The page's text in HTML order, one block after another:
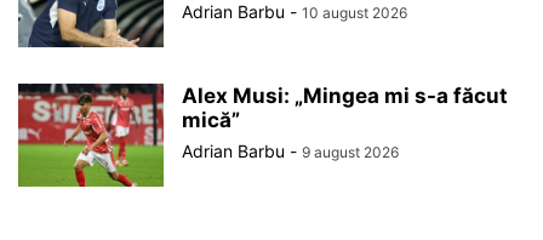
Adrian Barbu - 10 august 2026
Alex Musi: „Mingea mi s-a făcut
mică”
Adrian Barbu - 9 august 2026